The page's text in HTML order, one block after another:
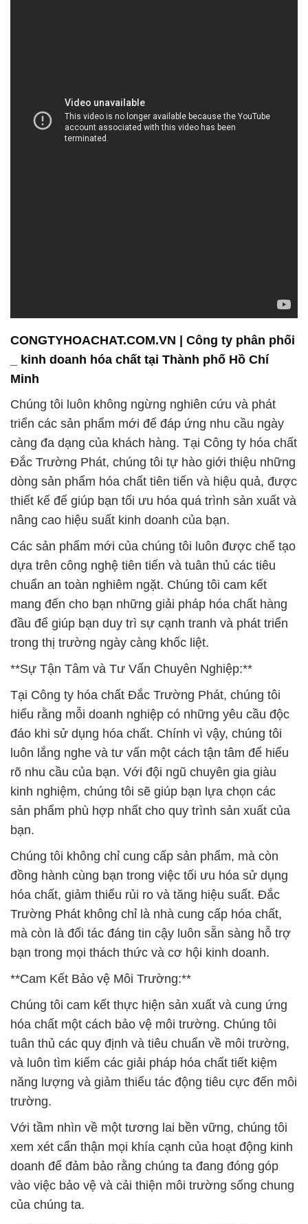
CONGTYHOACHAT.COM.VN | Công ty phân phối
_ kinh doanh hóa chất tại Thành phố Hồ Chí
Minh
Chúng tôi luôn không ngừng nghiên cứu và phát
triển các sản phẩm mới để đáp ứng nhu cầu ngày
càng đa dạng của khách hàng. Tại Công ty hóa chất
Đắc Trường Phát, chúng tôi tự hào giới thiệu những
dòng sản phẩm hóa chất tiên tiến và hiệu quả, được
thiết kế để giúp bạn tối ưu hóa quá trình sản xuất và
nâng cao hiệu suất kinh doanh của bạn.
Các sản phẩm mới của chúng tôi luôn được chế tạo
dựa trên công nghệ tiên tiến và tuân thủ các tiêu
chuẩn an toàn nghiêm ngặt. Chúng tôi cam kết
mang đến cho bạn những giải pháp hóa chất hàng
đầu để giúp bạn duy trì sự cạnh tranh và phát triển
trong thị trường ngày càng khốc liệt.
**Sự Tận Tâm và Tư Vấn Chuyên Nghiệp:**
Tại Công ty hóa chất Đắc Trường Phát, chúng tôi
hiểu rằng mỗi doanh nghiệp có những yêu cầu độc
đáo khi sử dụng hóa chất. Chính vì vậy, chúng tôi
luôn lắng nghe và tư vấn một cách tận tâm để hiểu
rõ nhu cầu của bạn. Với đội ngũ chuyên gia giàu
kinh nghiệm, chúng tôi sẽ giúp bạn lựa chọn các
sản phẩm phù hợp nhất cho quy trình sản xuất của
bạn.
Chúng tôi không chỉ cung cấp sản phẩm, mà còn
đồng hành cùng bạn trong việc tối ưu hóa sử dụng
hóa chất, giảm thiểu rủi ro và tăng hiệu suất. Đắc
Trường Phát không chỉ là nhà cung cấp hóa chất,
mà còn là đối tác đáng tin cậy luôn sẵn sàng hỗ trợ
bạn trong mọi thách thức và cơ hội kinh doanh.
**Cam Kết Bảo vệ Môi Trường:**
Chúng tôi cam kết thực hiện sản xuất và cung ứng
hóa chất một cách bảo vệ môi trường. Chúng tôi
tuân thủ các quy định và tiêu chuẩn về môi trường,
và luôn tìm kiếm các giải pháp hóa chất tiết kiệm
năng lượng và giảm thiểu tác động tiêu cực đến môi
trường.
Với tầm nhìn về một tương lai bền vững, chúng tôi
xem xét cẩn thận mọi khía cạnh của hoạt động kinh
doanh để đảm bảo rằng chúng ta đang đóng góp
vào việc bảo vệ và cải thiện môi trường sống chung
của chúng ta.